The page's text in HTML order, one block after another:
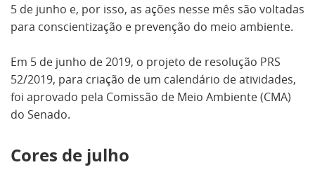
5 de junho e, por isso, as ações nesse mês são voltadas
para conscientização e prevenção do meio ambiente.
Em 5 de junho de 2019, o projeto de resolução PRS
52/2019, para criação de um calendário de atividades,
foi aprovado pela Comissão de Meio Ambiente (CMA)
do Senado.
Cores de julho